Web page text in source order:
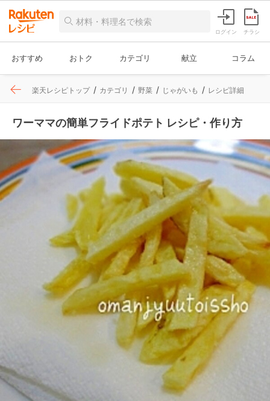
ログイン チラシ
おすすめ おトク カテゴリ 献立 コラム
楽天レシピトップ カテゴリ 野菜 じゃがいも レシピ詳細
ワーママの簡単フライドポテト レシピ・作り方